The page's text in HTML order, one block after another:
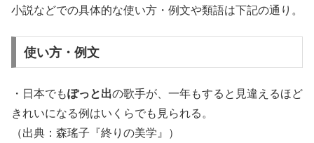
小説などでの具体的な使い方・例文や類語は下記の通り。
使い方・例文
・日本でもぽっと出の歌手が、一年もすると見違えるほど
きれいになる例はいくらでも見られる。
（出典：森瑤子『終りの美学』）